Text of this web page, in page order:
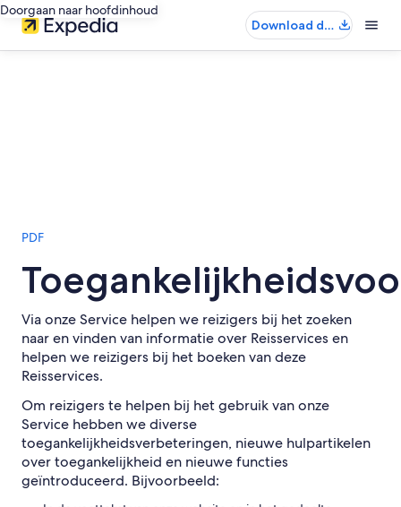
Doorgaan naar hoofdinhoud
Download de
app
PDF
Via onze Service helpen we reizigers bij het zoeken
naar en vinden van informatie over Reisservices en
helpen we reizigers bij het boeken van deze
Reisservices.
Om reizigers te helpen bij het gebruik van onze
Service hebben we diverse
toegankelijkheidsverbeteringen, nieuwe hulpartikelen
over toegankelijkheid en nieuwe functies
geïntroduceerd. Bijvoorbeeld: